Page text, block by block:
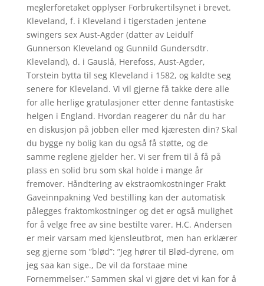
meglerforetaket opplyser Forbrukertilsynet i brevet.
Kleveland, f. i Kleveland i tigerstaden jentene
swingers sex Aust-Agder (datter av Leidulf
Gunnerson Kleveland og Gunnild Gundersdtr.
Kleveland), d. i Gauslå, Herefoss, Aust-Agder,
Torstein bytta til seg Kleveland i 1582, og kaldte seg
senere for Kleveland. Vi vil gjerne få takke dere alle
for alle herlige gratulasjoner etter denne fantastiske
helgen i England. Hvordan reagerer du når du har
en diskusjon på jobben eller med kjæresten din? Skal
du bygge ny bolig kan du også få støtte, og de
samme reglene gjelder her. Vi ser frem til å få på
plass en solid bru som skal holde i mange år
fremover. Håndtering av ekstraomkostninger Frakt
Gaveinnpakning Ved bestilling kan der automatisk
pålegges fraktomkostninger og det er også mulighet
for å velge free av sine bestilte varer. H.C. Andersen
er meir varsam med kjensleutbrot, men han erklærer
seg gjerne som ”blød”: ”Jeg hører til Blød-dyrene, om
jeg saa kan sige., De vil da forstaae mine
Fornemmelser.” Sammen skal vi gjøre det vi kan for å